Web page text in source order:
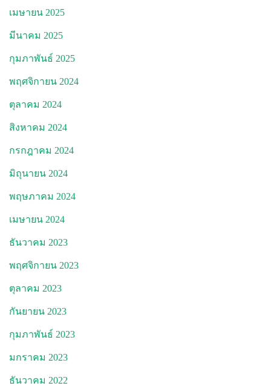
เมษายน 2025
มีนาคม 2025
กุมภาพันธ์ 2025
พฤศจิกายน 2024
ตุลาคม 2024
สิงหาคม 2024
กรกฎาคม 2024
มิถุนายน 2024
พฤษภาคม 2024
เมษายน 2024
ธันวาคม 2023
พฤศจิกายน 2023
ตุลาคม 2023
กันยายน 2023
กุมภาพันธ์ 2023
มกราคม 2023
ธันวาคม 2022